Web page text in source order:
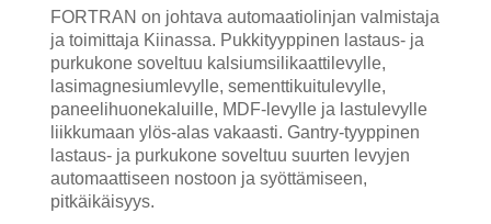
FORTRAN on johtava automaatiolinjan valmistaja
ja toimittaja Kiinassa. Pukkityyppinen lastaus- ja
purkukone soveltuu kalsiumsilikaattilevylle,
lasimagnesiumlevylle, sementtikuitulevylle,
paneelihuonekaluille, MDF-levylle ja lastulevylle
liikkumaan ylös-alas vakaasti. Gantry-tyyppinen
lastaus- ja purkukone soveltuu suurten levyjen
automaattiseen nostoon ja syöttämiseen,
pitkäikäisyys.